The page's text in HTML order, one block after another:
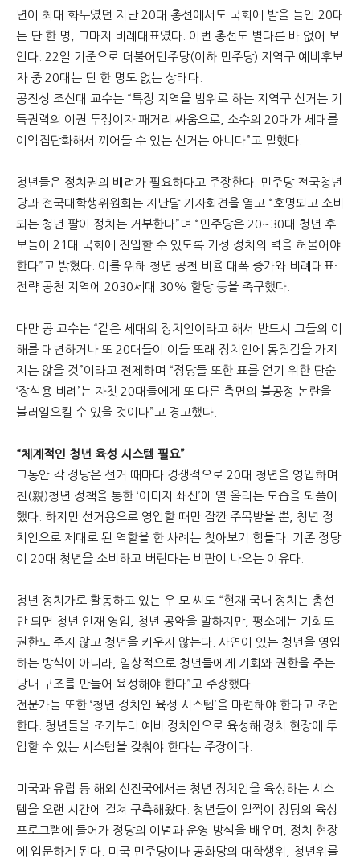
년이 최대 화두였던 지난 20대 총선에서도 국회에 발을 들인 20대
는 단 한 명, 그마저 비례대표였다. 이번 총선도 별다른 바 없어 보
인다. 22일 기준으로 더불어민주당(이하 민주당) 지역구 예비후보
자 중 20대는 단 한 명도 없는 상태다.
공진성 조선대 교수는 “특정 지역을 범위로 하는 지역구 선거는 기
득권력의 이권 투쟁이자 패거리 싸움으로, 소수의 20대가 세대를
이익집단화해서 끼어들 수 있는 선거는 아니다”고 말했다.
청년들은 정치권의 배려가 필요하다고 주장한다. 민주당 전국청년
당과 전국대학생위원회는 지난달 기자회견을 열고 “호명되고 소비
되는 청년 팔이 정치는 거부한다”며 “민주당은 20~30대 청년 후
보들이 21대 국회에 진입할 수 있도록 기성 정치의 벽을 허물어야
한다”고 밝혔다. 이를 위해 청년 공천 비율 대폭 증가와 비례대표·
전략 공천 지역에 2030세대 30% 할당 등을 촉구했다.
다만 공 교수는 “같은 세대의 정치인이라고 해서 반드시 그들의 이
해를 대변하거나 또 20대들이 이들 또래 정치인에 동질감을 가지
지는 않을 것”이라고 전제하며 “정당들 또한 표를 얻기 위한 단순
‘장식용 비례’는 자칫 20대들에게 또 다른 측면의 불공정 논란을
불러일으킬 수 있을 것이다”고 경고했다.
“체계적인 청년 육성 시스템 필요”
그동안 각 정당은 선거 때마다 경쟁적으로 20대 청년을 영입하며
친(親)청년 정책을 통한 ‘이미지 쇄신’에 열 올리는 모습을 되풀이
했다. 하지만 선거용으로 영입할 때만 잠깐 주목받을 뿐, 청년 정
치인으로 제대로 된 역할을 한 사례는 찾아보기 힘들다. 기존 정당
이 20대 청년을 소비하고 버린다는 비판이 나오는 이유다.
청년 정치가로 활동하고 있는 우 모 씨도 “현재 국내 정치는 총선
만 되면 청년 인재 영입, 청년 공약을 말하지만, 평소에는 기회도
권한도 주지 않고 청년을 키우지 않는다. 사연이 있는 청년을 영입
하는 방식이 아니라, 일상적으로 청년들에게 기회와 권한을 주는
당내 구조를 만들어 육성해야 한다”고 주장했다.
전문가들 또한 ‘청년 정치인 육성 시스템’을 마련해야 한다고 조언
한다. 청년들을 조기부터 예비 정치인으로 육성해 정치 현장에 투
입할 수 있는 시스템을 갖춰야 한다는 주장이다.
미국과 유럽 등 해외 선진국에서는 청년 정치인을 육성하는 시스
템을 오랜 시간에 걸쳐 구축해왔다. 청년들이 일찍이 정당의 육성
프로그램에 들어가 정당의 이념과 운영 방식을 배우며, 정치 현장
에 입문하게 된다. 미국 민주당이나 공화당의 대학생위, 청년위를